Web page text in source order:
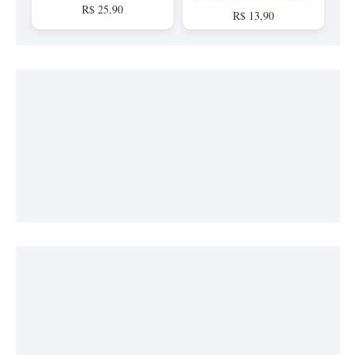
R$ 25,90 R$ 13,90